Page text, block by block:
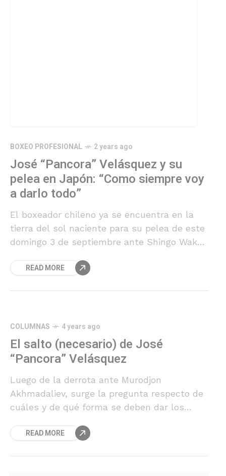
BOXEO PROFESIONAL 2 years ago
José “Pancora” Velásquez y su
pelea en Japón: “Como siempre voy
a darlo todo”
El boxeador chileno ya se encuentra en la
tierra del sol naciente para su pelea de este
domingo 3 de septiembre ante Shingo Wake.
Deportes, el quellonino afirmó que se
READ MORE
COLUMNAS 4 years ago
El salto (necesario) de José
“Pancora” Velásquez
Luego de la derrota ante Murodjon
Akhmadaliev, surge la pregunta respecto de
cuáles y de qué forma se deben dar los
READ MORE